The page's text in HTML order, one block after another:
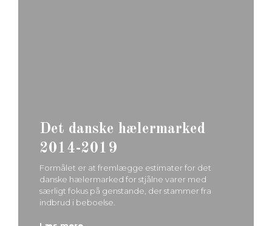
Det danske hælermarked
2014-2019
Formålet er at fremlægge estimater for det
danske hælermarked for stjålne varer med
særligt fokus på genstande, der stammer fra
indbrud i beboelse.